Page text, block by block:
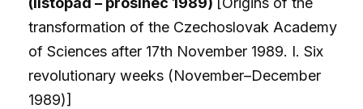
transformation of the Czechoslovak Academy
of Sciences after 17th November 1989. I. Six
revolutionary weeks (November–December
1989)]